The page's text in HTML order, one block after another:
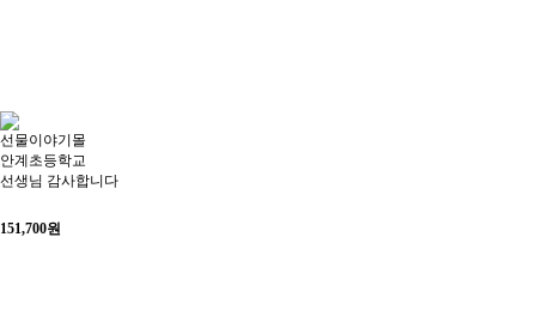
선물이야기몰
안계초등학교
선생님 감사합니다
151,700원